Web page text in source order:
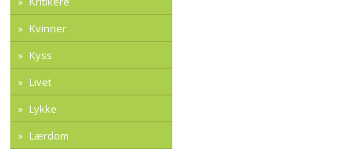
Kvinner
Kyss
Livet
Lykke
Lærdom